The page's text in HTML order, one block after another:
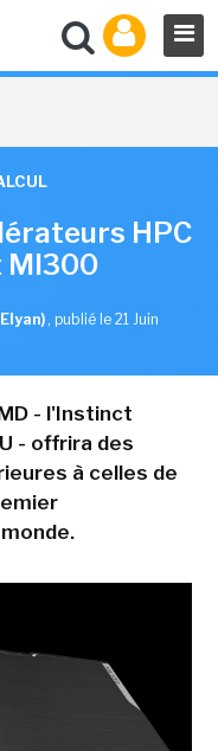
HPC
MI300
, publié le 21 Juin
- l'Instinct
- offrira des
à celles de